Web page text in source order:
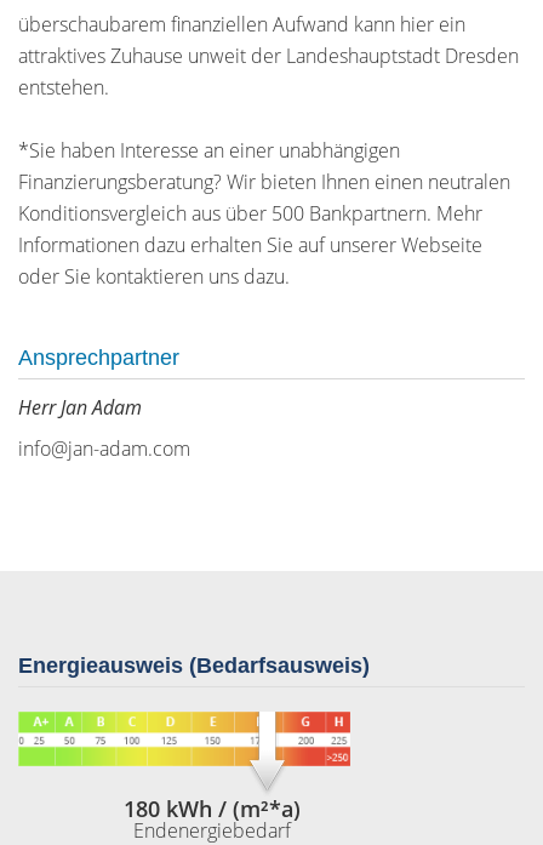
überschaubarem finanziellen Aufwand kann hier ein
attraktives Zuhause unweit der Landeshauptstadt Dresden
entstehen.
*Sie haben Interesse an einer unabhängigen
Finanzierungsberatung? Wir bieten Ihnen einen neutralen
Konditionsvergleich aus über 500 Bankpartnern. Mehr
Informationen dazu erhalten Sie auf unserer Webseite
oder Sie kontaktieren uns dazu.
Ansprechpartner
Herr Jan Adam
info@jan-adam.com
Energieausweis (Bedarfsausweis)
180 kWh / (m²*a)
Endenergiebedarf